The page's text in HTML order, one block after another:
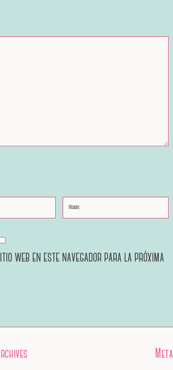
web en este navegador para la próxima
Meta